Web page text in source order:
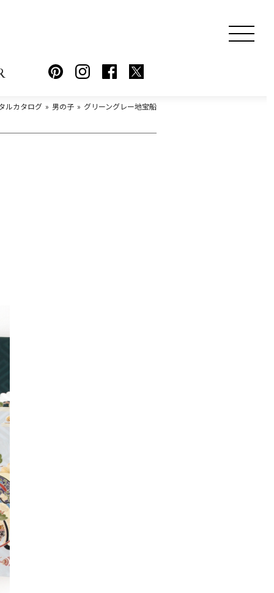
ルカタログ 男の子 グリーングレー地宝船